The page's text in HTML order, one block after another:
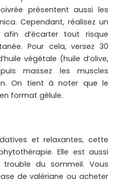
présentent aussi les
Cependant, réalisez un
d’écarter tout risque
Pour cela, versez 30
végétale (huile d’olive,
massez les muscles
On tient à noter que le
format gélule.
et relaxantes, cette
Elle est aussi
du sommeil. Vous
de valériane ou acheter